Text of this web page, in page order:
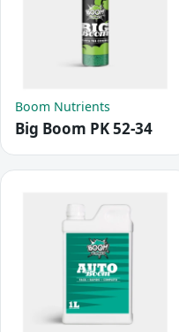
Boom Nutrients
Big Boom PK 52-34